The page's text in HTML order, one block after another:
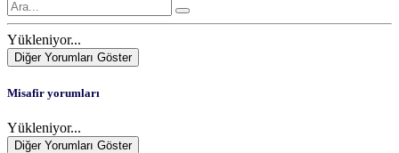
Yükleniyor...
Diğer Yorumları Göster
Misafir yorumları
Yükleniyor...
Diğer Yorumları Göster